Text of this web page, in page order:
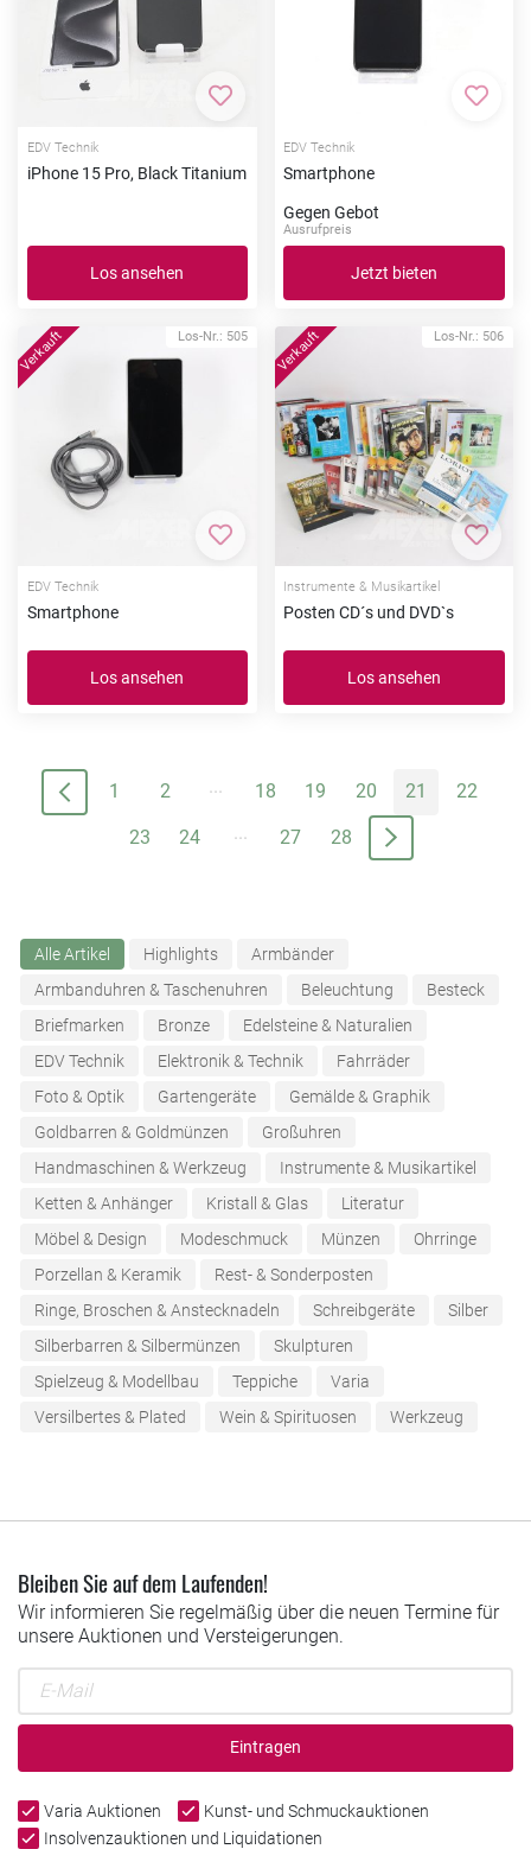
Zur Merkliste hinzufügen
EDV Technik
iPhone 15 Pro, Black Titanium
Los ansehen
Zur
EDV Technik
Smartphone
Gegen Gebot
Ausrufpreis
Jetzt bieten
Los-Nr.: 505
Zur Merkliste hinzufügen
EDV Technik
Smartphone
Los ansehen
Los-Nr.: 506
Zur
Instrumente & Musikartikel
Posten CD´s und DVD`s
Los ansehen
1 2 ... 18 19 20 21 22
23 24 27 28
Alle Artikel Highlights
Armbänder
Armbanduhren & Taschenuhren
Beleuchtung
Besteck
Briefmarken
Bronze
Edelsteine & Naturalien
EDV Technik
Elektronik & Technik
Fahrräder
Foto & Optik
Gartengeräte
Gemälde & Graphik
Goldbarren & Goldmünzen
Großuhren
Handmaschinen & Werkzeug
Instrumente & Musikartikel
Ketten & Anhänger
Kristall & Glas
Literatur
Möbel & Design
Modeschmuck Münzen
Ohrringe
Porzellan & Keramik
Rest- & Sonderposten
Ringe, Broschen & Anstecknadeln
Schreibgeräte
Silber
Silberbarren & Silbermünzen
Skulpturen
Spielzeug & Modellbau
Teppiche
Varia
Versilbertes & Plated
Wein & Spirituosen Werkzeug
Bleiben Sie auf dem Laufenden!
Wir informieren Sie regelmäßig über die neuen Termine für
unsere Auktionen und Versteigerungen.
Eintragen
Varia Auktionen
Kunst- und Schmuckauktionen
Insolvenzauktionen und Liquidationen